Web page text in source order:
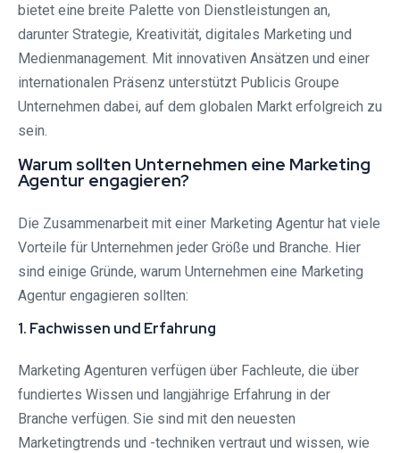
bietet eine breite Palette von Dienstleistungen an,
darunter Strategie, Kreativität, digitales Marketing und
Medienmanagement. Mit innovativen Ansätzen und einer
internationalen Präsenz unterstützt Publicis Groupe
Unternehmen dabei, auf dem globalen Markt erfolgreich zu
sein.
Warum sollten Unternehmen eine Marketing
Agentur engagieren?
Die Zusammenarbeit mit einer Marketing Agentur hat viele
Vorteile für Unternehmen jeder Größe und Branche. Hier
sind einige Gründe, warum Unternehmen eine Marketing
Agentur engagieren sollten:
1. Fachwissen und Erfahrung
Marketing Agenturen verfügen über Fachleute, die über
fundiertes Wissen und langjährige Erfahrung in der
Branche verfügen. Sie sind mit den neuesten
Marketingtrends und -techniken vertraut und wissen, wie